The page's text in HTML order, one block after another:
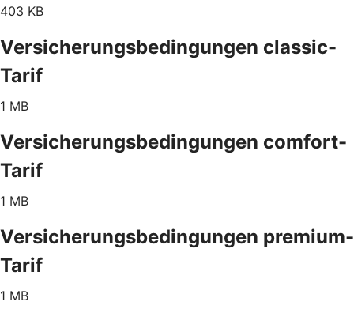
403 KB
Versicherungsbedingungen classic-
Tarif
1 MB
Versicherungsbedingungen comfort-
Tarif
1 MB
Versicherungsbedingungen premium-
Tarif
1 MB